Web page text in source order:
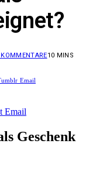
10 MINS
Email
Email
Geschenk